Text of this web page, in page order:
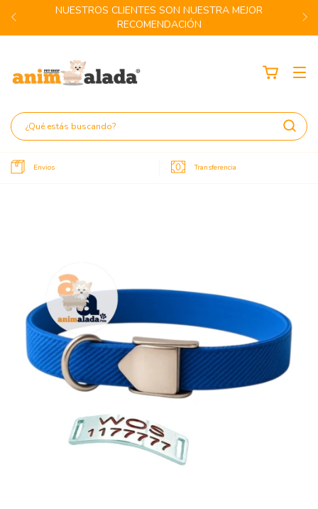
NUESTROS CLIENTES SON NUESTRA MEJOR
RECOMENDACIÓN
Envios Transferencia